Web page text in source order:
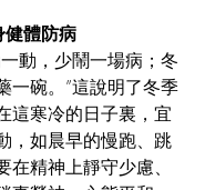
體防病
動，少鬧一場病；冬
一碗。”這說明了冬季
這寒冷的日子裏，宜
，如晨早的慢跑、跳
精神上靜守少慮、